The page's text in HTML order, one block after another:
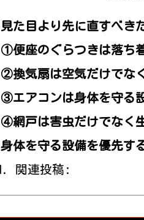
見た目より先に直すべき
①便座のぐらつきは落ち
②換気扇は空気だけでな
③エアコンは身体を守る
④網戸は害虫だけでなく
身体を守る設備を優先す
関連投稿: